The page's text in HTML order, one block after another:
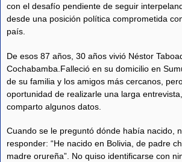
con el desafío pendiente de seguir
desde una posición política comprometida
país.
De esos 87 años, 30 años vivió Néstor
Cochabamba.Falleció en su domicilio en
de su familia y los amigos más cercanos,
oportunidad de realizarle una larga
comparto algunos datos.
Cuando se le preguntó dónde había nacido,
responder: “He nacido en Bolivia, de padre
madre orureña”. No quiso identificarse con